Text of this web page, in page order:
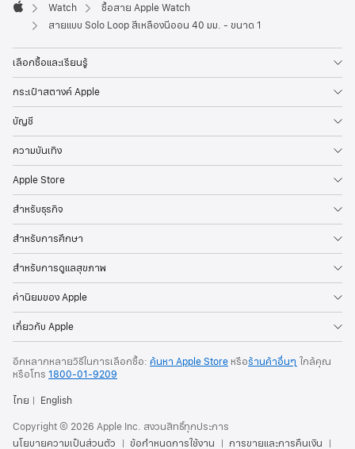
Apple
Watch
ซื้อสาย Apple Watch
สายแบบ Solo Loop สีเหลืองนีออน 40 มม. - ขนาด 1
เลือกซื้อและเรียนรู้
กระเป๋าสตางค์ Apple
บัญชี
ความบันเทิง
Apple Store
สำหรับธุรกิจ
สำหรับการศึกษา
สำหรับการดูแลสุขภาพ
ค่านิยมของ Apple
เกี่ยวกับ Apple
อีกหลากหลายวิธีในการเลือกซื้อ: ค้นหา Apple Store หรือร้านค้าอื่นๆ ใกล้คุณ
หรือโทร 1800-01-9209
ไทย
English
Copyright © 2026 Apple Inc. สงวนสิทธิ์ทุกประการ
นโยบายความเป็นส่วนตัว
ข้อกำหนดการใช้งาน การขายและการคืนเงิน